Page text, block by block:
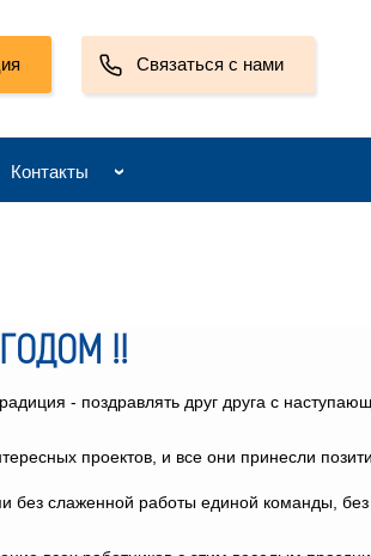
Связаться с нами
Контакты
!!
- поздравлять друг друга с
проектов, и все они принесли
слаженной работы единой команды, без